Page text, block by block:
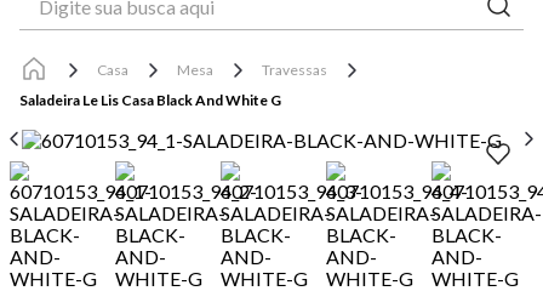
Casa Mesa
Travessas
Saladeira Le Lis Casa Black And White G